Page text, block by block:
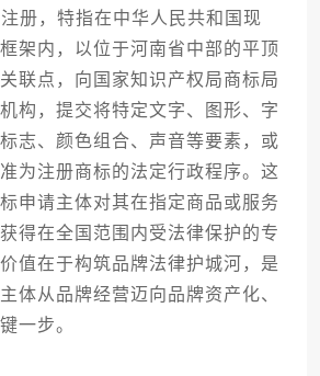
，特指在中华人民共和国现
架内，以位于河南省中部的平顶
联点，向国家知识产权局商标局
构，提交将特定文字、图形、字
志、颜色组合、声音等要素，或
为注册商标的法定行政程序。这
申请主体对其在指定商品或服务
得在全国范围内受法律保护的专
值在于构筑品牌法律护城河，是
体从品牌经营迈向品牌资产化、
一步。